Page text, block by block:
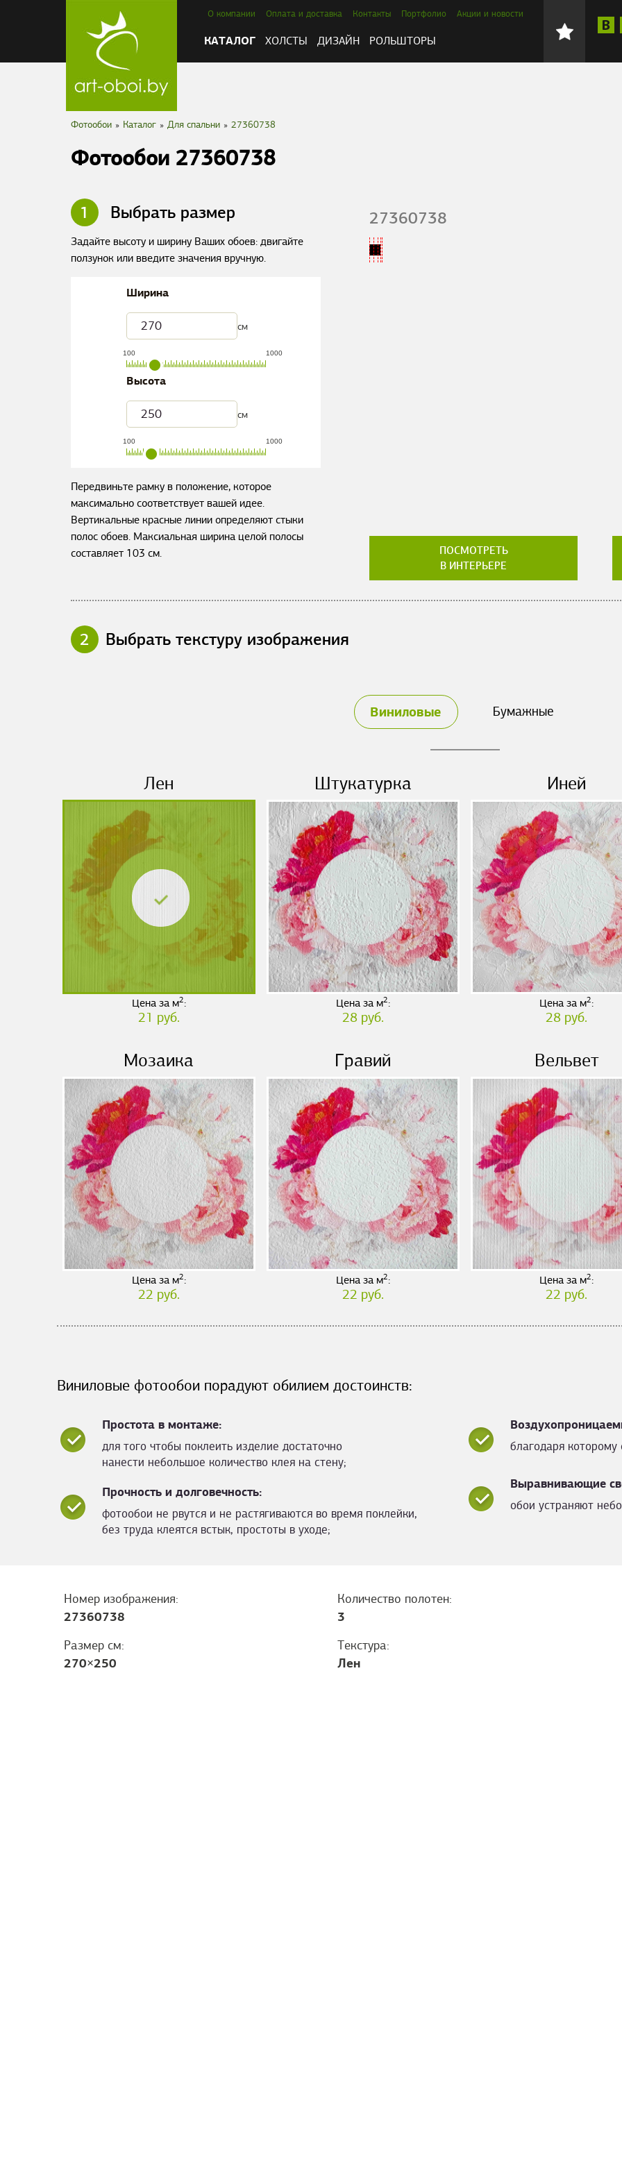
О компании Оплата и доставка Контакты Портфолио Акции и новости
КАТАЛОГ ХОЛСТЫ ДИЗАЙН РОЛЬШТОРЫ
Фотообои » Каталог » Для спальни » 27360738
Фотообои 27360738
1 Выбрать размер
Задайте высоту и ширину Ваших обоев: двигайте
ползунок или введите значения вручную.
Ширина
см
100 1000
Высота
см
100 1000
Передвиньте рамку в положение, которое
максимально соответствует вашей идее.
Вертикальные красные линии определяют стыки
полос обоев. Максиальная ширина целой полосы
составляет 103 см.
27360738
ПОСМОТРЕТЬ
В ИНТЕРЬЕРЕ
2 Выбрать текстуру изображения
Виниловые Бумажные
Лен
Цена за м2:
21 руб.
Штукатурка
Цена за м2:
28 руб.
Иней
Цена за м2:
28 руб.
Мозаика
Цена за м2:
22 руб.
Гравий
Цена за м2:
22 руб.
Вельвет
Цена за м2:
22 руб.
Виниловые фотообои порадуют обилием достоинств:
Простота в монтаже:
для того чтобы поклеить изделие достаточно
нанести небольшое количество клея на стену;
благодаря
Выравнивающие
обои устраняют
Прочность и долговечность:
фотообои не рвутся и не растягиваются во время поклейки,
без труда клеятся встык, простоты в уходе;
Номер изображения:
27360738
Количество полотен:
3
Размер см:
270×250
Текстура:
Лен